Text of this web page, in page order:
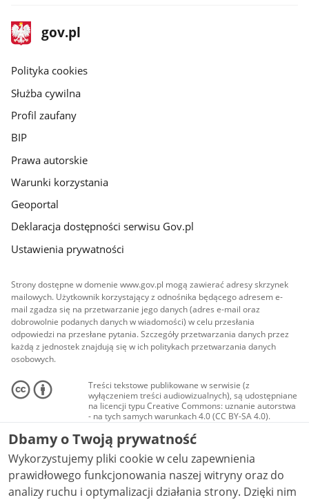
stopka
gov.pl
Strona
gov.pl
gov.pl
Polityka cookies
Służba cywilna
Profil zaufany
BIP
Prawa autorskie
Warunki korzystania
Geoportal
Deklaracja dostępności serwisu Gov.pl
Ustawienia prywatności
Strony dostępne w domenie www.gov.pl mogą zawierać adresy skrzynek
mailowych. Użytkownik korzystający z odnośnika będącego adresem e-
mail zgadza się na przetwarzanie jego danych (adres e-mail oraz
dobrowolnie podanych danych w wiadomości) w celu przesłania
odpowiedzi na przesłane pytania. Szczegóły przetwarzania danych przez
każdą z jednostek znajdują się w ich politykach przetwarzania danych
osobowych.
Treści tekstowe publikowane w serwisie (z
wyłączeniem treści audiowizualnych), są udostępniane
na licencji typu Creative Commons: uznanie autorstwa
- na tych samych warunkach 4.0 (CC BY-SA 4.0).
Materiały audiowizualne, w tym zdjęcia, materiały
audio i wideo, są udostępniane na licencji typu
Creative Commons: uznanie autorstwa użycie
niekomercyjne - bez utworów zależnych 4.0 (CC BY-
NC-ND 4.0), o ile nie jest to stwierdzone inaczej.
Dbamy o Twoją prywatność
Wykorzystujemy pliki cookie w celu zapewnienia
prawidłowego funkcjonowania naszej witryny oraz do
analizy ruchu i optymalizacji działania strony. Dzięki nim